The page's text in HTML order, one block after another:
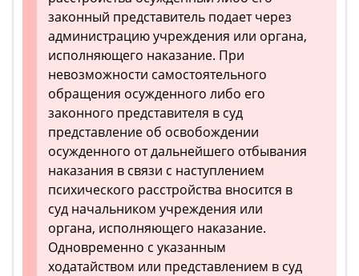
законный представитель подает через
администрацию учреждения или органа,
исполняющего наказание. При
невозможности самостоятельного
обращения осужденного либо его
законного представителя в суд
представление об освобождении
осужденного от дальнейшего отбывания
наказания в связи с наступлением
психического расстройства вносится в
суд начальником учреждения или
органа, исполняющего наказание.
Одновременно с указанным
ходатайством или представлением в суд